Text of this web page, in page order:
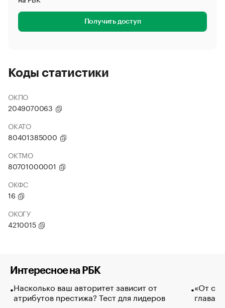
Получить доступ
Коды статистики
ОКПО
2049070063
ОКАТО
80401385000
ОКТМО
80701000001
ОКФС
16
ОКОГУ
4210015
Интересное на РБК
Насколько ваш авторитет зависит от
атрибутов престижа? Тест для лидеров
«От
глава